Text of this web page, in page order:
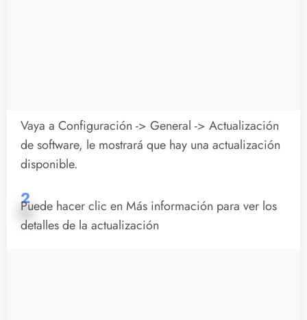
Vaya a Configuración -> General -> Actualización
de software, le mostrará que hay una actualización
disponible.
2
Puede hacer clic en Más información para ver los
detalles de la actualización